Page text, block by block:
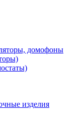
домофоны
изделия